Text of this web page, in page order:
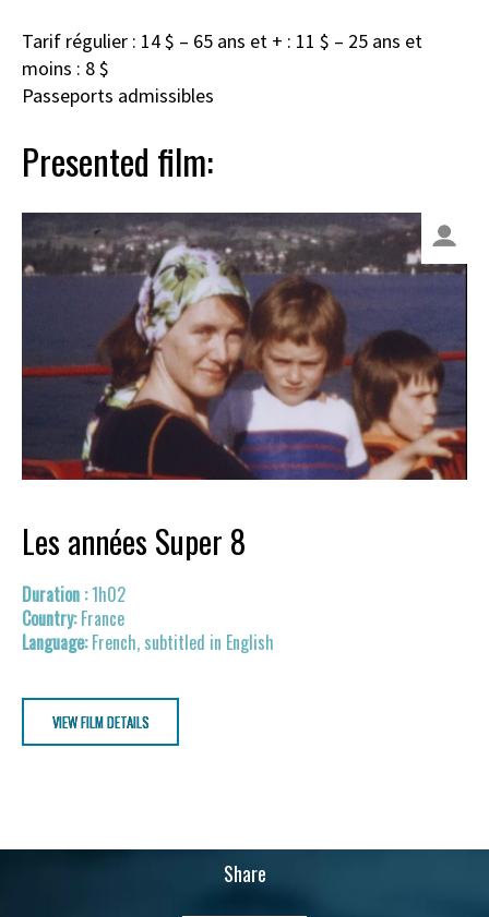
Tarif régulier : 14 $ – 65 ans et + : 11 $ – 25 ans et
moins : 8 $
Passeports admissibles
Presented film:
Les années Super 8
1h02
France
French, subtitled in English
VIEW FILM DETAILS
Share